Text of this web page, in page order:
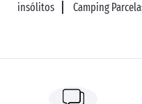
insólitos
Camping